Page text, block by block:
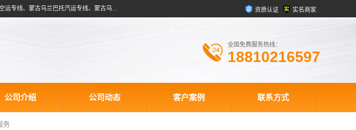
北京跃瑞航星国际货运代理有限公司是一家北京到蒙古乌兰巴托物流专线公司，主营业务：蒙古乌兰巴托空运专线、蒙古乌兰巴托汽运专线、蒙古乌兰巴托散货拼箱、蒙古乌兰巴托双清包税、蒙古乌兰巴托铁路运输等运输服务。以北京为中心服务于全国各地，运输能力及代理网络覆盖蒙古、俄罗斯、中亚五国各主要城市及站点。 资质认证 实名商家
全国免费服务热线：
18810216597
公司介绍 公司动态 客户案例 联系方式
务